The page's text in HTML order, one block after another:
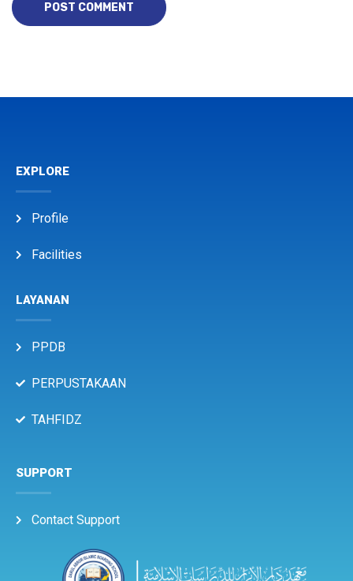
EXPLORE
Profile
Facilities
LAYANAN
PPDB
PERPUSTAKAAN
TAHFIDZ
SUPPORT
Contact Support